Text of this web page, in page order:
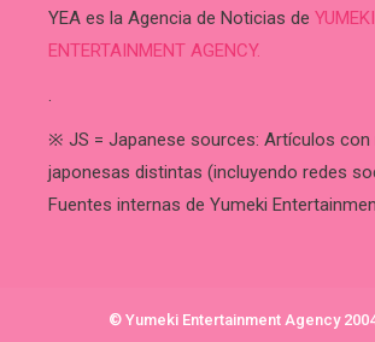
YEA es la Agencia de Noticias de YUMEKI
ENTERTAINMENT AGENCY.
.
※ JS = Japanese sources: Artículos
japonesas distintas (incluyendo redes
Fuentes internas de Yumeki
© Yumeki Entertainment Agency